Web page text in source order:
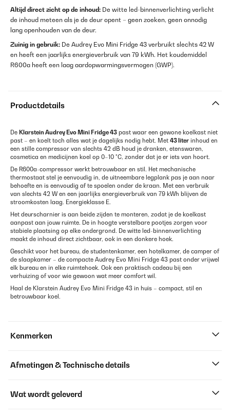
Altijd direct zicht op de inhoud: De witte led-binnenverlichting verlicht
de inhoud meteen als je de deur opent – geen zoeken, geen onnodig
lang openhouden van de deur.
Zuinig in gebruik: De Audrey Evo Mini Fridge 43 verbruikt slechts 42 W
en heeft een jaarlijks energieverbruik van 79 kWh. Het koudemiddel
R600a heeft een laag aardopwarmingsvermogen (GWP).
Productdetails
De Klarstein Audrey Evo Mini Fridge 43 past waar een gewone koelkast niet
past – en koelt toch alles wat je dagelijks nodig hebt. Met 43 liter inhoud en
een stille compressor van slechts 42 dB houd je dranken, etenswaren,
cosmetica en medicijnen koel op 0–10 °C, zonder dat je er iets van hoort.
De R600a-compressor werkt betrouwbaar en stil. Het mechanische
thermostaat stel je eenvoudig in, de uitneembare legplank pas je aan naar
behoefte en is eenvoudig af te spoelen onder de kraan. Met een verbruik
van slechts 42 W en een jaarlijks energieverbruik van 79 kWh blijven de
stroomkosten laag. Energieklasse E.
Het deurscharnier is aan beide zijden te monteren, zodat je de koelkast
aanpast aan jouw ruimte. De in hoogte verstelbare pootjes zorgen voor
stabiele plaatsing op elke ondergrond. De witte led-binnenverlichting
maakt de inhoud direct zichtbaar, ook in een donkere hoek.
Geschikt voor het bureau, de studentenkamer, een hotelkamer, de camper of
de slaapkamer – de compacte Audrey Evo Mini Fridge 43 past onder vrijwel
elk bureau en in elke ruimtehoek. Ook een praktisch cadeau bij een
verhuizing of voor wie gewoon wat meer comfort wil.
Haal de Klarstein Audrey Evo Mini Fridge 43 in huis – compact, stil en
betrouwbaar koel.
Kenmerken
Afmetingen & Technische details
Wat wordt geleverd